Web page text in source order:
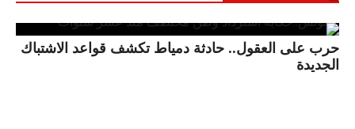
حرب على العقول.. حادثة دمياط تكشف قواعد الاشتباك
الجديدة